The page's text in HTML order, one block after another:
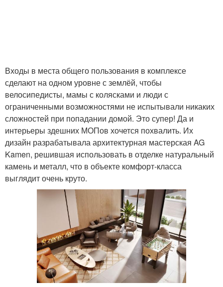
Входы в места общего пользования в комплексе
сделают на одном уровне с землёй, чтобы
велосипедисты, мамы с колясками и люди с
ограниченными возможностями не испытывали никаких
сложностей при попадании домой. Это супер! Да и
интерьеры здешних МОПов хочется похвалить. Их
дизайн разрабатывала архитектурная мастерская AG
Kamen, решившая использовать в отделке натуральный
камень и металл, что в объекте комфорт-класса
выглядит очень круто.